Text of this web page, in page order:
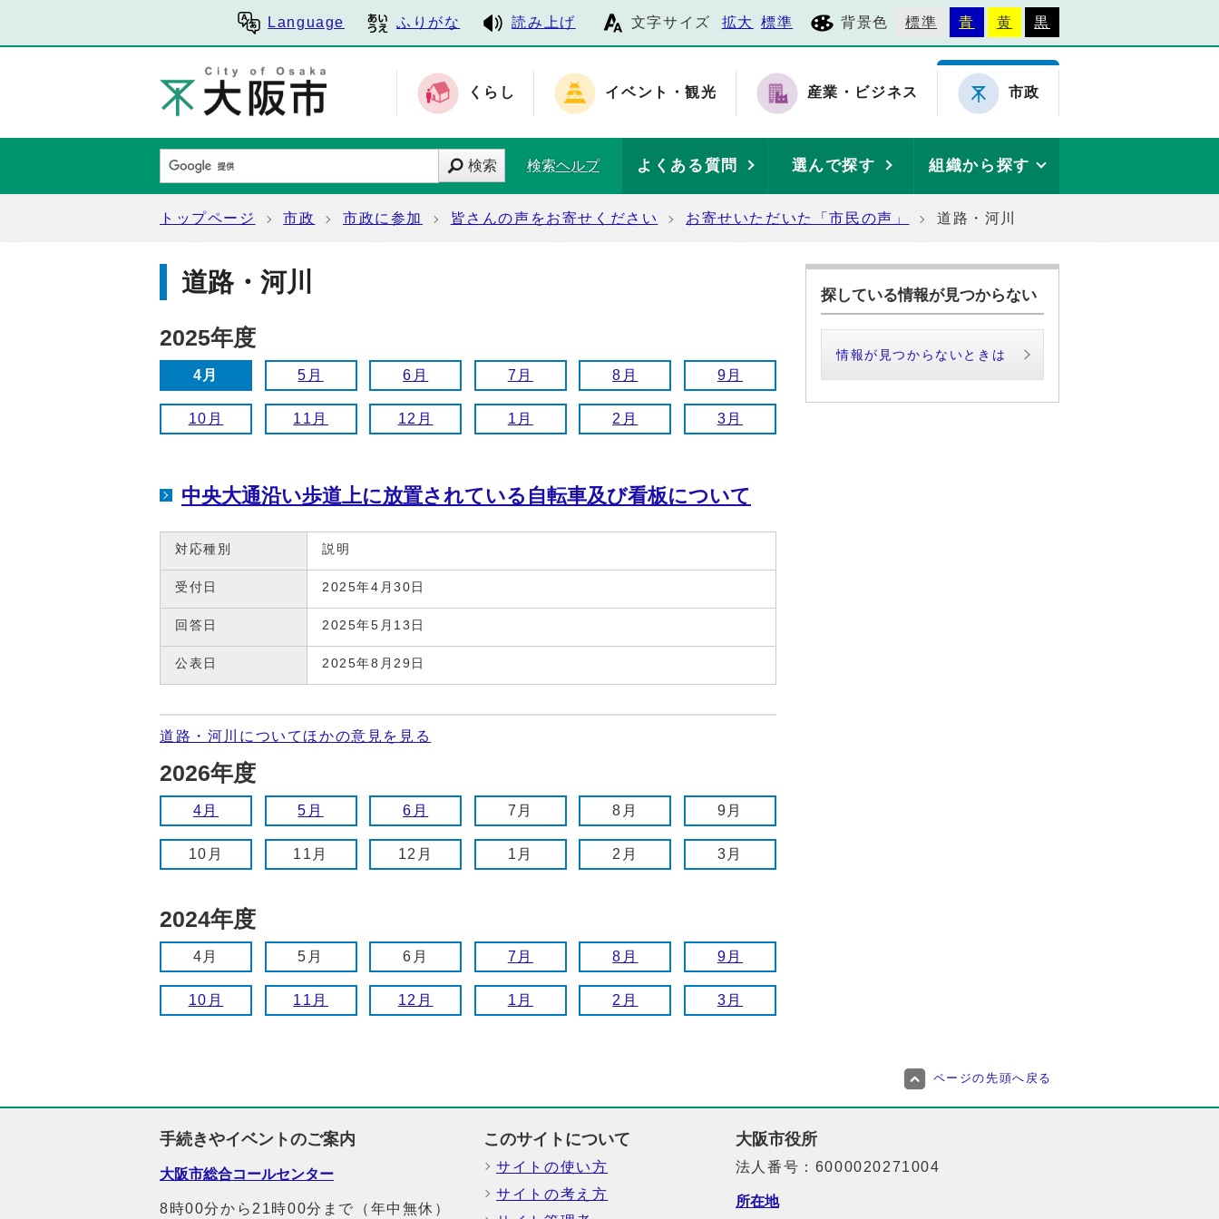
Language ふりがな 読み上げ 文字サイズ 拡大 標準 背景色 標準 青 黄 黒
くらし イベント・観光 産業・ビジネス 市政
検索 検索ヘルプ よくある質問 選んで探す 組織から探す
トップページ 市政 市政に参加 皆さんの声をお寄せください お寄せいただいた「市民の声」 道路・河川
道路・河川
2025年度
4月 5月 6月 7月 8月 9月
10月 11月 12月 1月 2月 3月
中央大通沿い歩道上に放置されている自転車及び看板について
対応種別 説明
受付日 2025年4月30日
回答日 2025年5月13日
公表日 2025年8月29日
道路・河川についてほかの意見を見る
2026年度
4月 5月 6月 7月 8月 9月
10月 11月 12月 1月 2月 3月
2024年度
4月 5月 6月 7月 8月 9月
10月 11月 12月 1月 2月 3月
探している情報が見つからない
情報が見つからないときは
ページの先頭へ戻る
手続きやイベントのご案内
大阪市総合コールセンター
8時00分から21時00分まで（年中無休）
このサイトについて
サイトの使い方
サイトの考え方
大阪市役所
法人番号：6000020271004
所在地